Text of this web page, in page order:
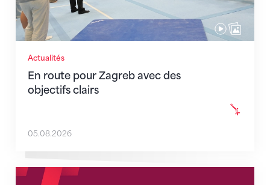
Actualités
En route pour Zagreb avec des
objectifs clairs
05.08.2026
Nouveaux horaires du secrétariat dès le 1er août